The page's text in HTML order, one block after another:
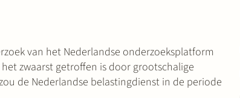
van het Nederlandse onderzoeksplatform
zwaarst getroffen is door grootschalige
de Nederlandse belastingdienst in de periode